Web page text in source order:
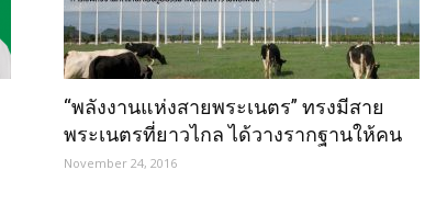
“พลังงานแห่งสายพระเนตร” ทรงมีสาย
พระเนตรที่ยาวไกล ได้วางรากฐานให้คน
ไทยยึดหลักเศรษฐกิจพอเพียง ๓ ห่วง ( “มี
November 24, 2016